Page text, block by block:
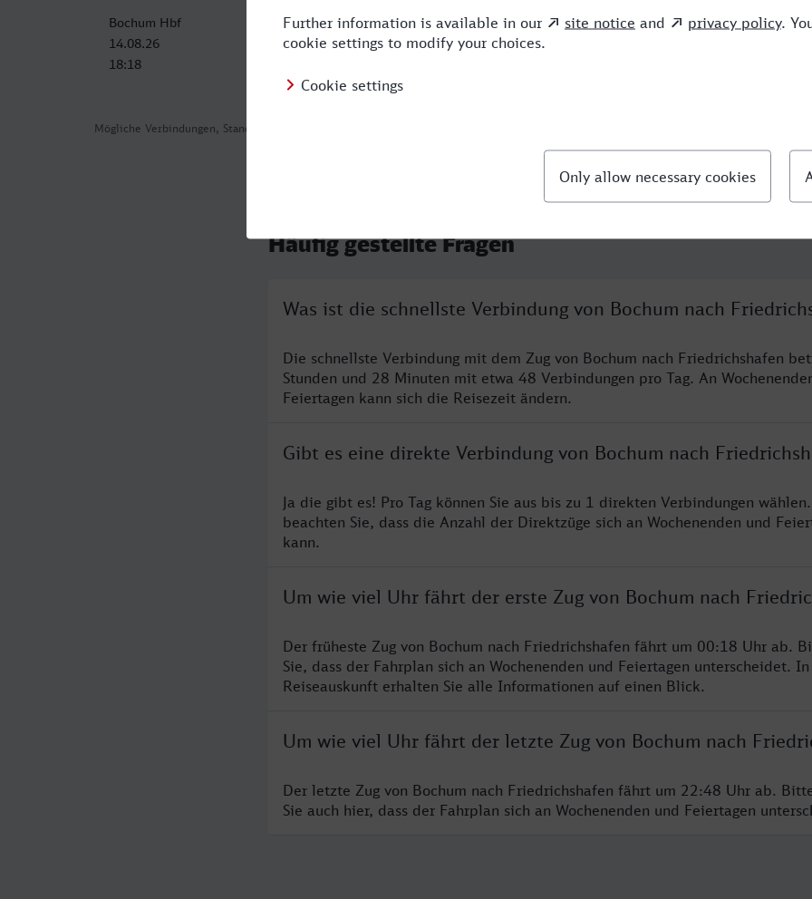
Mögliche Verbindungen, Stand: 2026-07-31 00:29
Bochum Hbf
14.08.26
18:18
Friedrichshafen Stadt
14.08.26
5:34 2 RE,ICE
Häufig gestellte Fragen
Was ist die schnellste Verbindung von Bochum nach
Die schnellste Verbindung mit dem Zug von Bochum nach Friedrichshafen
Stunden und 28 Minuten mit etwa 48 Verbindungen pro Tag. An
Feiertagen kann sich die Reisezeit ändern.
Gibt es eine direkte Verbindung von Bochum nach
Ja die gibt es! Pro Tag können Sie aus bis zu 1 direkten Verbindungen
beachten Sie, dass die Anzahl der Direktzüge sich an Wochenenden und
kann.
Um wie viel Uhr fährt der erste Zug von Bochum nach
Der früheste Zug von Bochum nach Friedrichshafen fährt um 00:18 Uhr ab.
Sie, dass der Fahrplan sich an Wochenenden und Feiertagen unterscheidet.
Reiseauskunft erhalten Sie alle Informationen auf einen Blick.
Um wie viel Uhr fährt der letzte Zug von Bochum nach
Der letzte Zug von Bochum nach Friedrichshafen fährt um 22:48 Uhr ab.
Sie auch hier, dass der Fahrplan sich an Wochenenden und Feiertagen